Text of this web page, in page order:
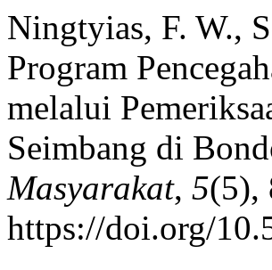
Ningtyias, F. W.,
Program
melalui
Seimbang di
Masyarakat, 5(5),
https://doi.org/